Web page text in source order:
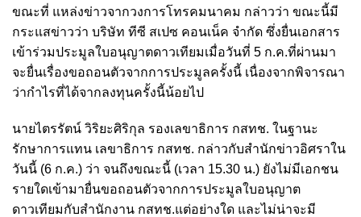
ขณะที่ แหล่งข่าวจากวงการโทรคมนาคม กล่าวว่า ขณะนี้มี
กระแสข่าวว่า บริษัท ทีซี สเปซ คอนเน็ค จำกัด ซึ่งยื่นเอกสาร
เข้าร่วมประมูลใบอนุญาตดาวเทียมเมื่อวันที่ 5 ก.ค.ที่ผ่านมา
จะยื่นเรื่องขอถอนตัวจากการประมูลครั้งนี้ เนื่องจากพิจารณา
ว่ากำไรที่ได้จากลงทุนครั้งนี้น้อยไป
นายไตรรัตน์ วิริยะศิริกุล รองเลขาธิการ กสทช. ในฐานะ
รักษาการแทน เลขาธิการ กสทช. กล่าวกับสำนักข่าวอิศราใน
วันนี้ (6 ก.ค.) ว่า จนถึงขณะนี้ (เวลา 15.30 น.) ยังไม่มีเอกชน
รายใดเข้ามายื่นขอถอนตัวจากการประมูลใบอนุญาต
ดาวเทียมกับสำนักงาน กสทช.แต่อย่างใด และไม่น่าจะมี